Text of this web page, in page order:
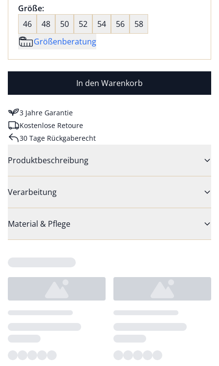
Größenauswahl:
Größe:nichts ausgewählt
46
48 50 52 54 56
58
Größenberatung
In den Warenkorb
3 Jahre Garantie
Kostenlose Retoure
30 Tage Rückgaberecht
Produktbeschreibung
Verarbeitung
Material & Pflege